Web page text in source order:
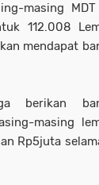
masing
112.008
mendapat
berikan
masing
Rp5juta